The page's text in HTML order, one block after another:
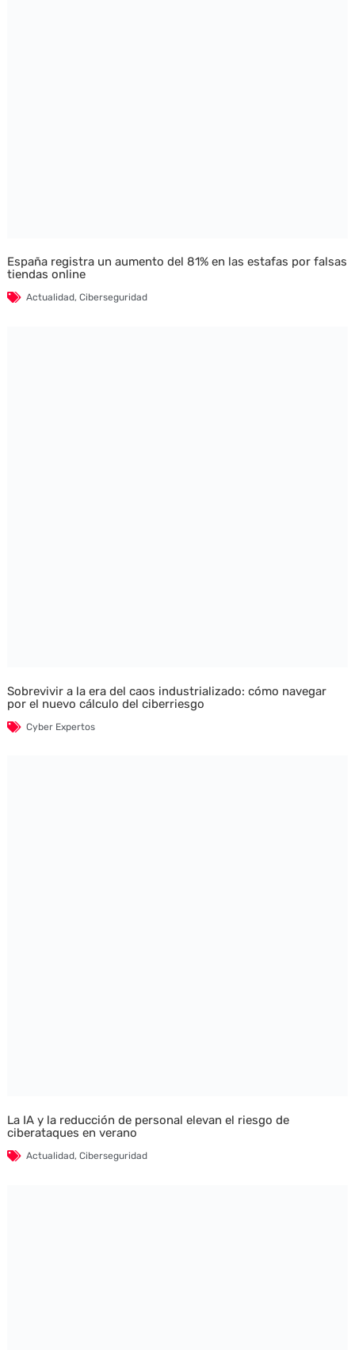
España registra un aumento del 81% en las estafas por falsas
tiendas online
Actualidad, Ciberseguridad
Sobrevivir a la era del caos industrializado: cómo navegar
por el nuevo cálculo del ciberriesgo
Cyber Expertos
La IA y la reducción de personal elevan el riesgo de
ciberataques en verano
Actualidad, Ciberseguridad